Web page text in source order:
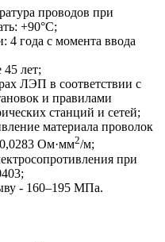
проводов при
+90°С;
4 года с момента ввода
лет;
ЛЭП в соответствии с
и правилами
станций и сетей;
материала проволок
Ом·мм2/м;
при
- 160–195 МПа.